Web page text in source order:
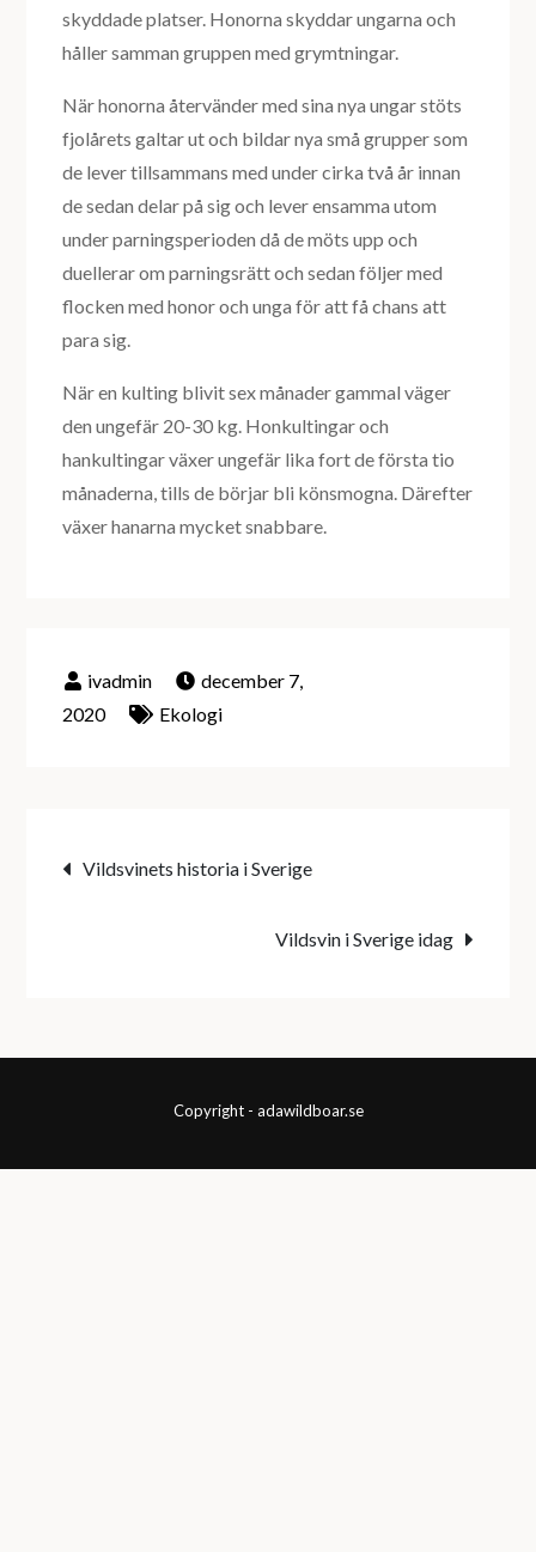
skyddade platser. Honorna skyddar ungarna och
håller samman gruppen med grymtningar.
När honorna återvänder med sina nya ungar stöts
fjolårets galtar ut och bildar nya små grupper som
de lever tillsammans med under cirka två år innan
de sedan delar på sig och lever ensamma utom
under parningsperioden då de möts upp och
duellerar om parningsrätt och sedan följer med
flocken med honor och unga för att få chans att
para sig.
När en kulting blivit sex månader gammal väger
den ungefär 20-30 kg. Honkultingar och
hankultingar växer ungefär lika fort de första tio
månaderna, tills de börjar bli könsmogna. Därefter
växer hanarna mycket snabbare.
december 7,
2020
Ekologi
Inläggsnavigering
Vildsvinets historia i Sverige
Vildsvin i Sverige idag